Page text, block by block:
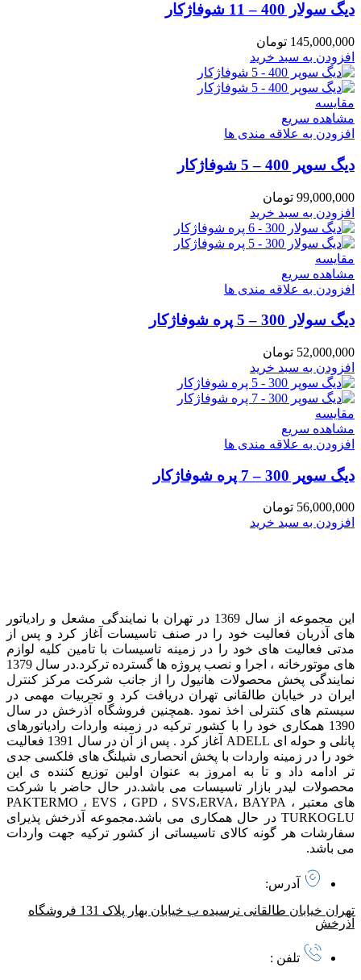
دیگ سولار 400 – 11 شوفاژکار
145,000,000 تومان
افزودن به سبد خرید
مقایسه
مشاهده سریع
افزودن به علاقه مندی ها
دیگ سوپر 400 – 5 شوفاژکار
99,000,000 تومان
افزودن به سبد خرید
مقایسه
مشاهده سریع
افزودن به علاقه مندی ها
دیگ سولار 300 – 5 پره شوفاژکار
52,000,000 تومان
افزودن به سبد خرید
مقایسه
مشاهده سریع
افزودن به علاقه مندی ها
دیگ سوپر 300 – 7 پره شوفاژکار
56,000,000 تومان
افزودن به سبد خرید
این مجموعه از سال 1369 در تهران با نمایندگی مشعل و رادیاتور
های آذربان فعالیت خود را در صنف تاسیسات آغاز کرد و پس از
مدتی فعالیت های خود را در زمینه تاسیسات با تامین کلیه لوازم
های موتورخانه ، اجرا و نصب پروژه ها گسترده ترکرد. در سال 1379
نمایندگی پخش محصولات هانیول را از جانب شرکت مرکز کنترل
ایران در خیابان طالقانی تهران دریافت کرد و تجربیات مهمی در
سیستم های کنترلی اخذ نمود . همچنین فروشگاه آذرخش در سال
1390 همکاری خود را با کشور ترکیه در زمینه واردات رادیاتورهای
پانلی و حوله ای ADELL آغاز کرد . پس از آن در سال 1391 فعالیت
خود را در زمینه واردات با پخش انحصاری شیلنگ های فلکسی جدی
تر ادامه داد و تا به امروز به عنوان اولین توزیع کننده ی این
محصولات لیدر بازار تاسیسات می باشد. در حال حاضر با شرکت
های معتبر PAKTERMO ، EVS ، GPD ، SVS،ERVA، BAYPA ،
TURKOGLU در حال همکاری می باشد. مجموعه آذرخش پذیرای
سفارشات هر گونه کالای تاسیساتی از کشور ترکیه جهت واردات
می باشد.
آدرس:
تهران خیابان طالقانی نرسیده ب خیابان بهار پلاک 131 فروشگاه
آذرخش
تلفن :